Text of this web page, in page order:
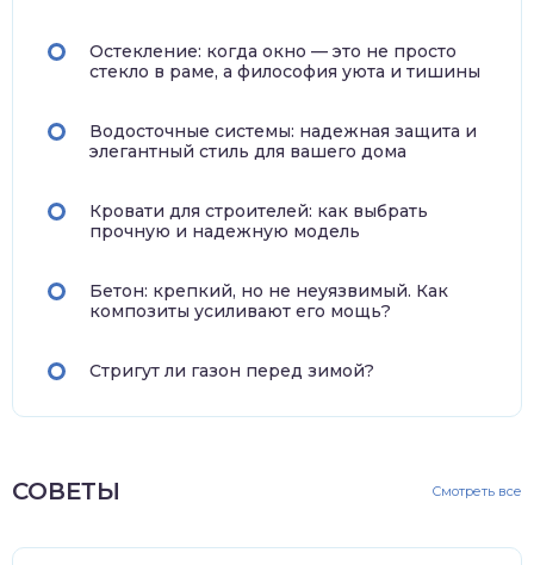
Остекление: когда окно — это не просто
стекло в раме, а философия уюта и тишины
Водосточные системы: надежная защита и
элегантный стиль для вашего дома
Кровати для строителей: как выбрать
прочную и надежную модель
Бетон: крепкий, но не неуязвимый. Как
композиты усиливают его мощь?
Стригут ли газон перед зимой?
СОВЕТЫ Смотреть все